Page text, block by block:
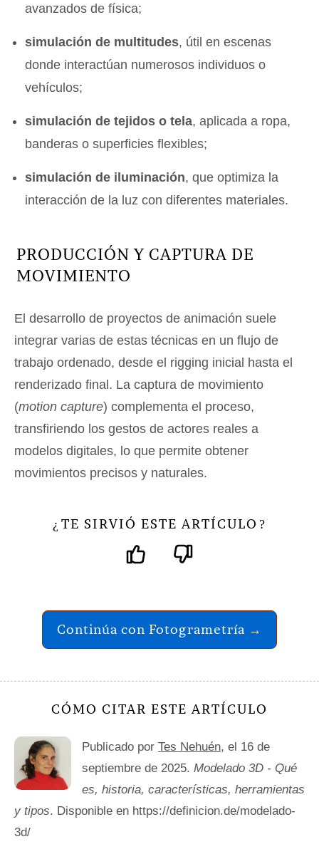
avanzados de física;
simulación de multitudes, útil en escenas
donde interactúan numerosos individuos o
vehículos;
simulación de tejidos o tela, aplicada a ropa,
banderas o superficies flexibles;
simulación de iluminación, que optimiza la
interacción de la luz con diferentes materiales.
PRODUCCIÓN Y CAPTURA DE
MOVIMIENTO
El desarrollo de proyectos de animación suele
integrar varias de estas técnicas en un flujo de
trabajo ordenado, desde el rigging inicial hasta el
renderizado final. La captura de movimiento
(motion capture) complementa el proceso,
transfiriendo los gestos de actores reales a
modelos digitales, lo que permite obtener
movimientos precisos y naturales.
¿ TE SIRVIÓ ESTE ARTÍCULO ?
Continúa con Fotogrametría →
CÓMO CITAR ESTE ARTÍCULO
Publicado por Tes Nehuén, el 16 de
septiembre de 2025. Modelado 3D - Qué
es, historia, características, herramientas
y tipos. Disponible en https://definicion.de/modelado-
3d/